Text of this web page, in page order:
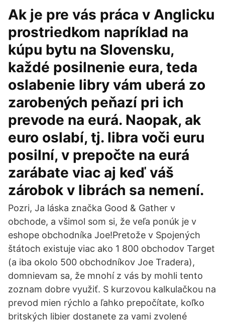
Ak je pre vás práca v Anglicku
prostriedkom napríklad na
kúpu bytu na Slovensku,
každé posilnenie eura, teda
oslabenie libry vám uberá zo
zarobených peňazí pri ich
prevode na eurá. Naopak, ak
euro oslabí, tj. libra voči euru
posilní, v prepočte na eurá
zarábate viac aj keď váš
zárobok v librách sa nemení.
Pozri, Ja láska značka Good & Gather v
obchode, a všimol som si, že veľa ponúk je v
eshope obchodníka Joe!Pretože v Spojených
štátoch existuje viac ako 1 800 obchodov Target
(a iba okolo 500 obchodníkov Joe Tradera),
domnievam sa, že mnohí z vás by mohli tento
zoznam dobre využiť. S kurzovou kalkulačkou na
prevod mien rýchlo a ľahko prepočítate, koľko
britských libier dostanete za vami zvolené